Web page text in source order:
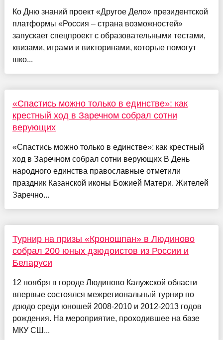
Ко Дню знаний проект «Другое Дело» президентской
платформы «Россия – страна возможностей»
запускает спецпроект с образовательными тестами,
квизами, играми и викторинами, которые помогут
шко...
«Спастись можно только в единстве»: как
крестный ход в Заречном собрал сотни
верующих
«Спастись можно только в единстве»: как крестный
ход в Заречном собрал сотни верующих В День
народного единства православные отметили
праздник Казанской иконы Божией Матери. Жителей
Заречно...
Турнир на призы «Кроношпан» в Людиново
собрал 200 юных дзюдоистов из России и
Беларуси
12 ноября в городе Людиново Калужской области
впервые состоялся межрегиональный турнир по
дзюдо среди юношей 2008-2010 и 2012-2013 годов
рождения. На мероприятие, проходившее на базе
МКУ СШ...